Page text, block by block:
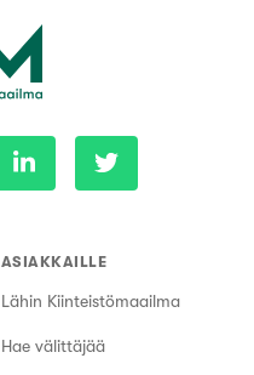
ASIAKKAILLE
Lähin Kiinteistömaailma
Hae välittäjää